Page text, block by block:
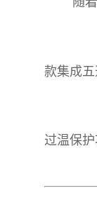
款集成
过温保